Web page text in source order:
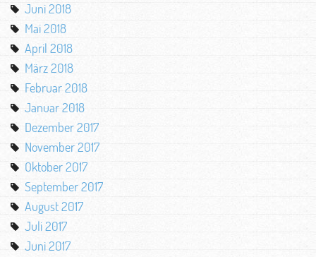
Juni 2018
Mai 2018
April 2018
März 2018
Februar 2018
Januar 2018
Dezember 2017
November 2017
Oktober 2017
September 2017
August 2017
Juli 2017
Juni 2017